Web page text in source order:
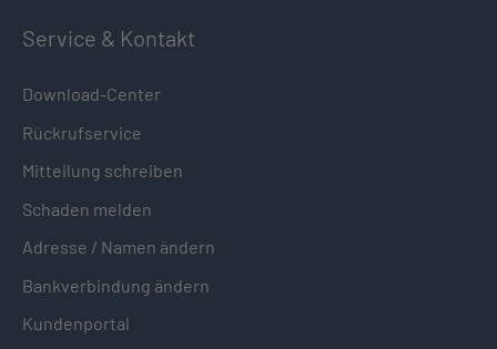
Service & Kontakt
Download-Center
Rückrufservice
Mitteilung schreiben
Schaden melden
Adresse / Namen ändern
Bankverbindung ändern
Kundenportal